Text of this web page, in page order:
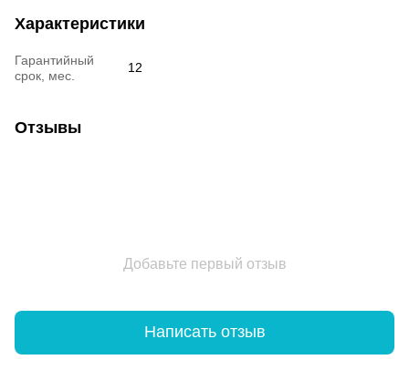
Характеристики
Гарантийный
срок, мес.
12
Отзывы
Добавьте первый отзыв
Написать отзыв